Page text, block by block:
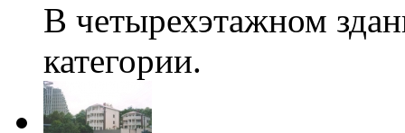
В четырехэтажном
категории.